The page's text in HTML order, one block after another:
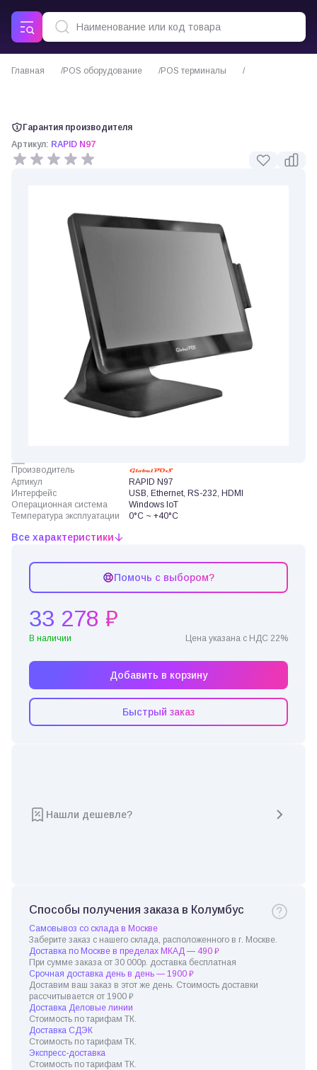
Главная POS оборудование
POS терминалы
Гарантия производителя
Артикул: RAPID N97
Производитель
Артикул
RAPID N97
Интерфейс
USB, Ethernet, RS-232, HDMI
Операционная система
Windows IoT
Температура эксплуатации
0°C ~ +40°C
Все характеристики
Помочь с выбором?
33 278 ₽
В наличии Цена указана с НДС 22%
Добавить в корзину
Быстрый заказ
Нашли дешевле?
Способы получения заказа в Колумбус
Самовывоз со склада в Москве
Заберите заказ с нашего склада, расположенного в г. Москве.
Доставка по Москве в пределах МКАД — 490 ₽
При сумме заказа от 30 000р. доставка бесплатная
Срочная доставка день в день — 1900 ₽
Доставим ваш заказ в этот же день. Стоимость доставки
рассчитывается от 1900 ₽
Доставка Деловые линии
Стоимость по тарифам ТК.
Доставка СДЭК
Стоимость по тарифам ТК.
Экспресс-доставка
Стоимость по тарифам ТК.